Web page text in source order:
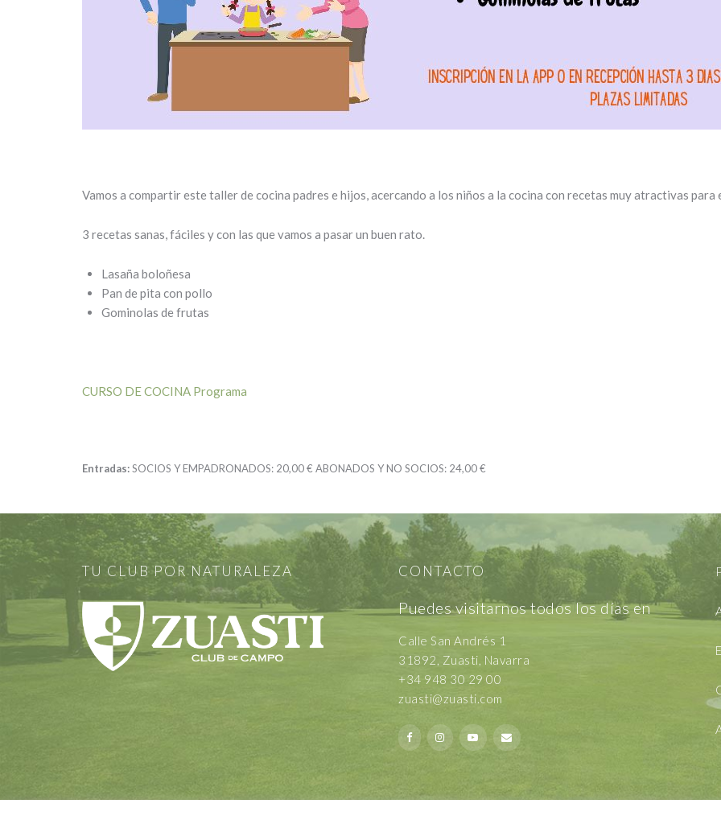
Vamos a compartir este taller de cocina padres e hijos, acercando a los niños a la cocina con recetas muy atractivas para
3 recetas sanas, fáciles y con las que vamos a pasar un buen rato.
Lasaña boloñesa
Pan de pita con pollo
Gominolas de frutas
CURSO DE COCINA Programa
Entradas:SOCIOS Y EMPADRONADOS: 20,00 € ABONADOS Y NO SOCIOS: 24,00 €
TU CLUB POR NATURALEZA CONTACTO
Puedes visitarnos todos los días en
Calle San Andrés 1
31892, Zuasti, Navarra
+34 948 30 29 00
zuasti@zuasti.com